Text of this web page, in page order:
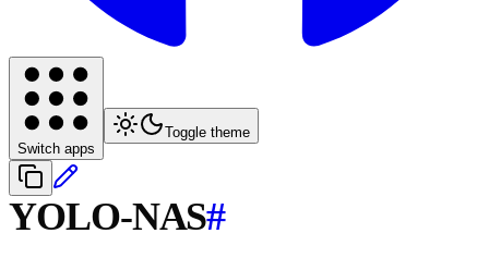
Switch apps
Toggle theme
YOLO-NAS#